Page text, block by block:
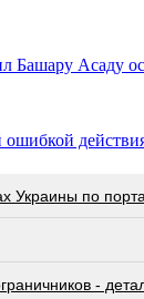
Асаду
ошибкой
Украины по
-